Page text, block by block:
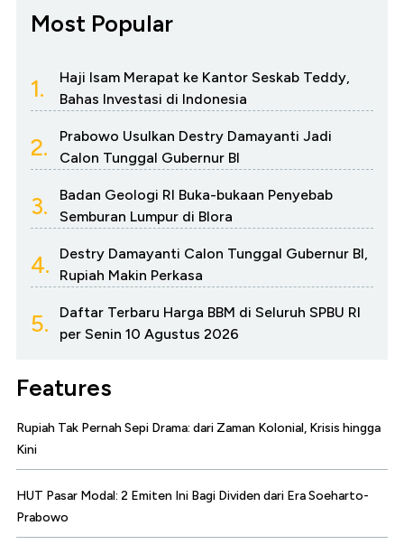
Most Popular
1.
Haji Isam Merapat ke Kantor Seskab Teddy,
Bahas Investasi di Indonesia
2.
Prabowo Usulkan Destry Damayanti Jadi
Calon Tunggal Gubernur BI
3.
Badan Geologi RI Buka-bukaan Penyebab
Semburan Lumpur di Blora
4.
Destry Damayanti Calon Tunggal Gubernur BI,
Rupiah Makin Perkasa
5.
Daftar Terbaru Harga BBM di Seluruh SPBU RI
per Senin 10 Agustus 2026
Features
Rupiah Tak Pernah Sepi Drama: dari Zaman Kolonial, Krisis hingga
Kini
HUT Pasar Modal: 2 Emiten Ini Bagi Dividen dari Era Soeharto-
Prabowo